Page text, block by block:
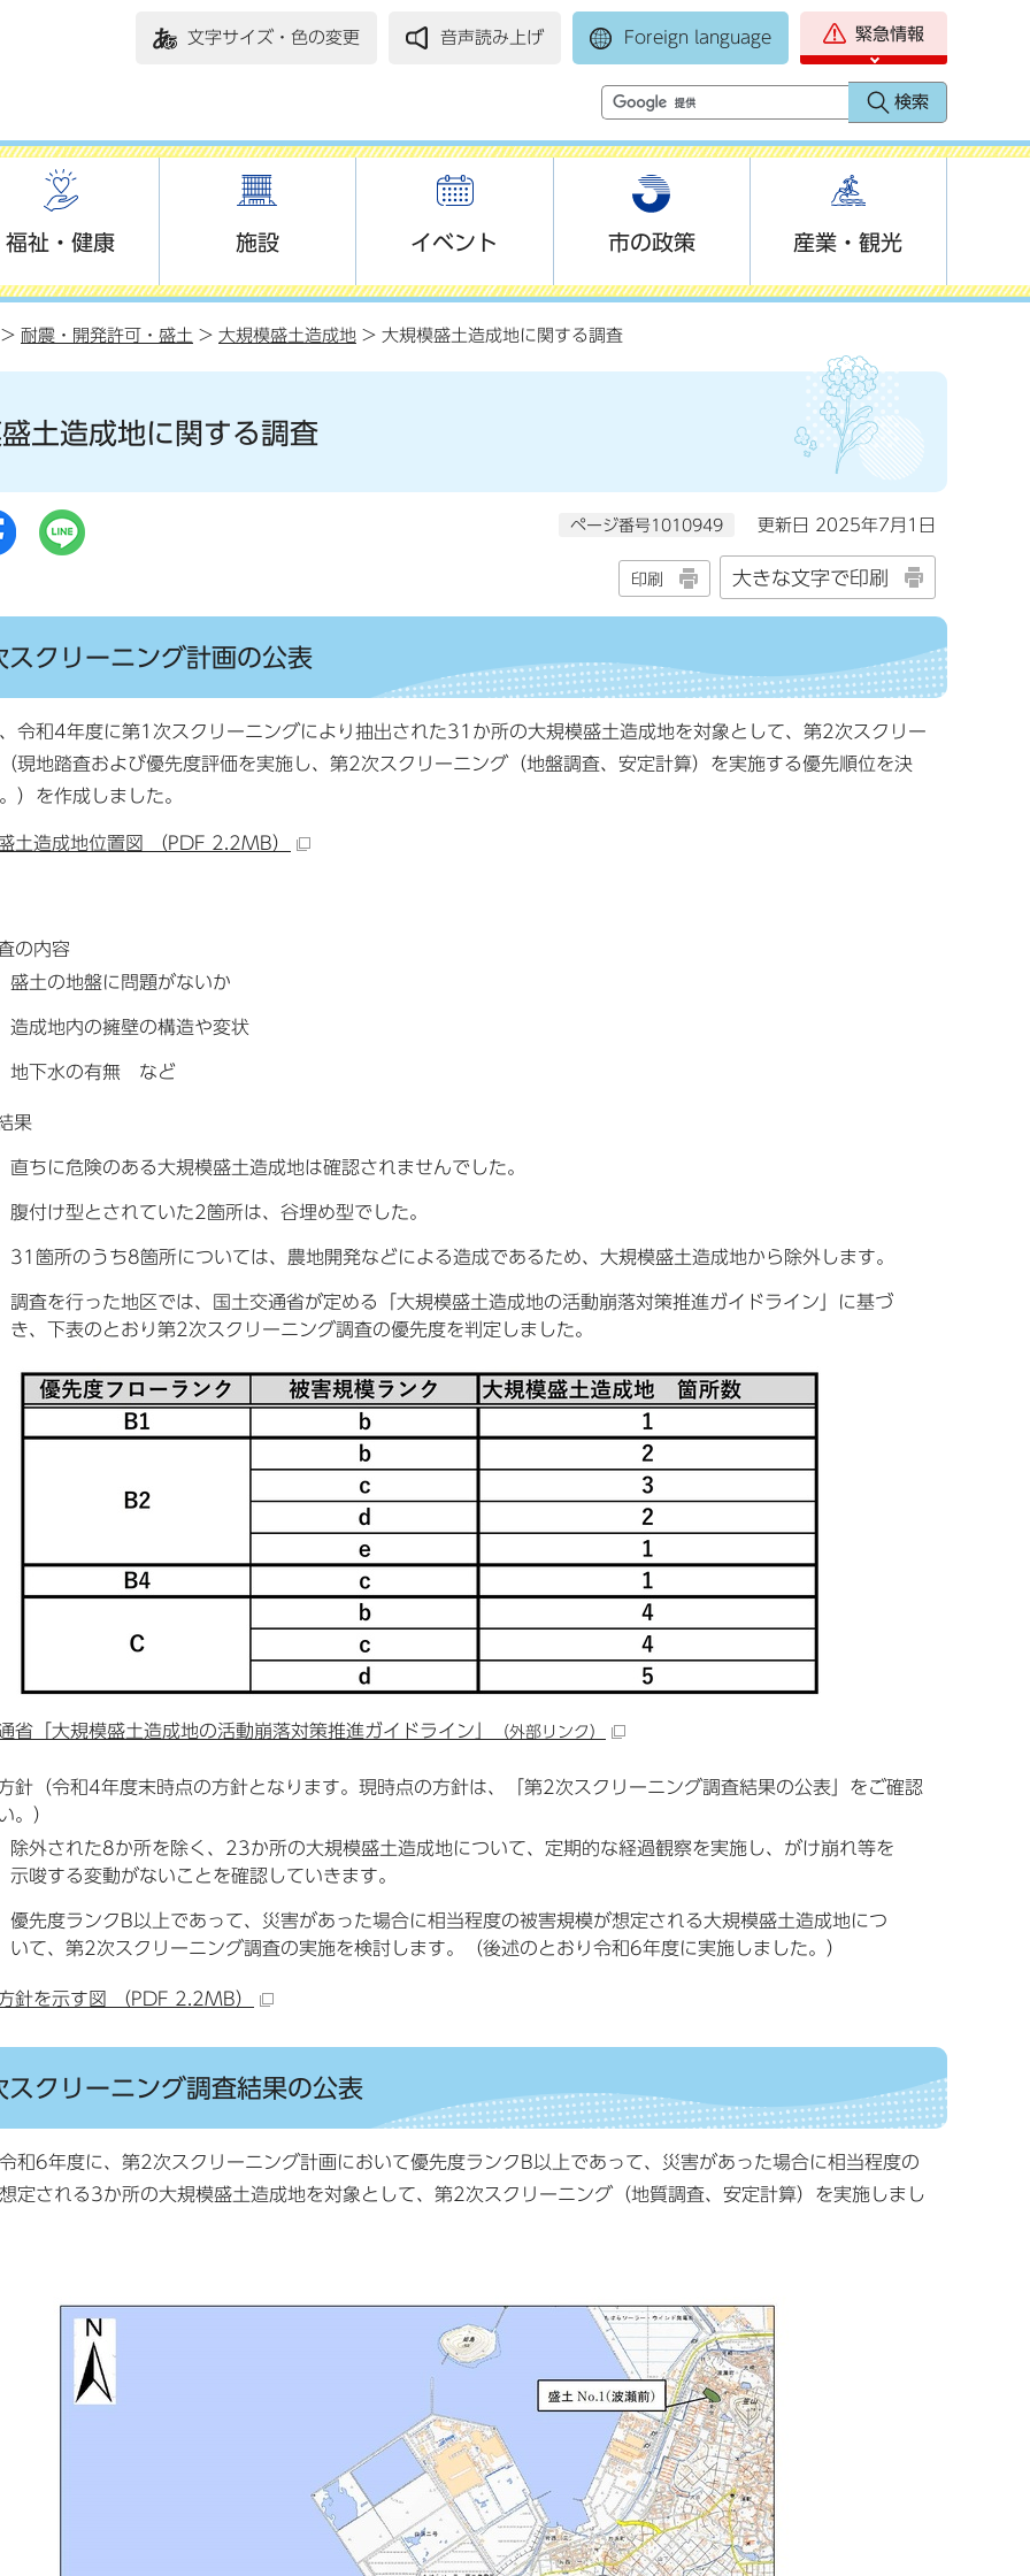
文字サイズ・色の変更 音声読み上げ Foreign language 緊急情報
福祉・健康 施設 イベント 市の政策 産業・観光
耐震・開発許可・盛土 > 大規模盛土造成地 > 大規模盛土造成地に関する調査
土造成地に関する調査
ページ番号1010949 更新日 2025年7月1日
印刷 大きな文字で印刷
スクリーニング計画の公表
和4年度に第1次スクリーニングにより抽出された31か所の大規模盛土造成地を対象として、第2次スクリー
現地踏査および優先度評価を実施し、第2次スクリーニング（地盤調査、安定計算）を実施する優先順位を決
）を作成しました。
土造成地位置図 （PDF 2.2MB）
の内容
盛土の地盤に問題がないか
造成地内の擁壁の構造や変状
地下水の有無 など
果
直ちに危険のある大規模盛土造成地は確認されませんでした。
腹付け型とされていた2箇所は、谷埋め型でした。
31箇所のうち8箇所については、農地開発などによる造成であるため、大規模盛土造成地から除外します。
調査を行った地区では、国土交通省が定める「大規模盛土造成地の活動崩落対策推進ガイドライン」に基づ
き、下表のとおり第2次スクリーニング調査の優先度を判定しました。
省「大規模盛土造成地の活動崩落対策推進ガイドライン」 （外部リンク）
針（令和4年度末時点の方針となります。現時点の方針は、「第2次スクリーニング調査結果の公表」をご確認
。）
除外された8か所を除く、23か所の大規模盛土造成地について、定期的な経過観察を実施し、がけ崩れ等を
示唆する変動がないことを確認していきます。
優先度ランクB以上であって、災害があった場合に相当程度の被害規模が想定される大規模盛土造成地につ
いて、第2次スクリーニング調査の実施を検討します。（後述のとおり令和6年度に実施しました。）
針を示す図 （PDF 2.2MB）
スクリーニング調査結果の公表
6年度に、第2次スクリーニング計画において優先度ランクB以上であって、災害があった場合に相当程度の
定される3か所の大規模盛土造成地を対象として、第2次スクリーニング（地質調査、安定計算）を実施しまし